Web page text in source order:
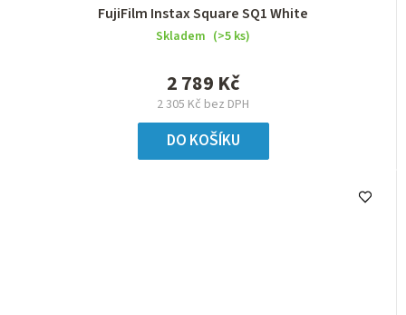
FujiFilm Instax Square SQ1 White
Skladem (>5 ks)
2 305 Kč bez DPH
2 789 Kč
DO KOŠÍKU